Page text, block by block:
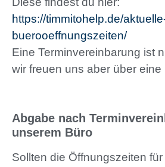
https://timmitohelp.de/
buerooeffnungszeiten/
Eine Terminvereinbarung ist
wir freuen uns aber über eine
Abgabe nach
unserem Büro
Sollten die Öffnungszeiten